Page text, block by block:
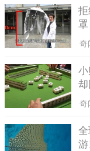
罩
奇
却
奇
全